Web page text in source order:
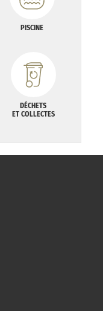
PISCINE
DÉCHETS
ET COLLECTES